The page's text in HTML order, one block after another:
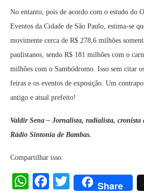
No entanto, pois de acordo com o estudo do
Eventos da Cidade de São Paulo, estima-se
movimente cerca de R$ 278,6 milhões
paulistanos, sendo R$ 181 milhões com o
milhões com o Sambódromo. Isso sem citar
feiras e os eventos de exposição. Um
antigo e atual prefeito!
Valdir Sena – Jornalista, radialista, cronista
Rádio Sintonia de Bambas.
Compartilhar isso:
WhatsApp
Facebook
Twitter
Share